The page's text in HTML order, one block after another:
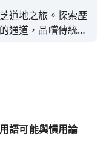
道地之旅。探索歷
通道，品嚐傳統小
語可能與慣用論